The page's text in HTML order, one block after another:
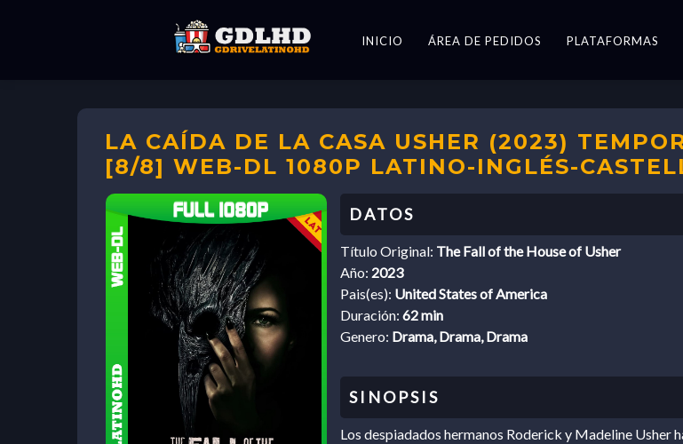
INICIO ÁREA DE PEDIDOS PLATAFORMAS
LA CAÍDA DE LA CASA USHER (2023)
[8/8] WEB-DL 1080P LATINO-INGLÉS-
Título Original: The Fall of the House of Usher
Año: 2023
Pais(es): United States of America
Duración: 62 min
Genero: Drama, Drama, Drama
Los despiadados hermanos Roderick y Madeline Usher